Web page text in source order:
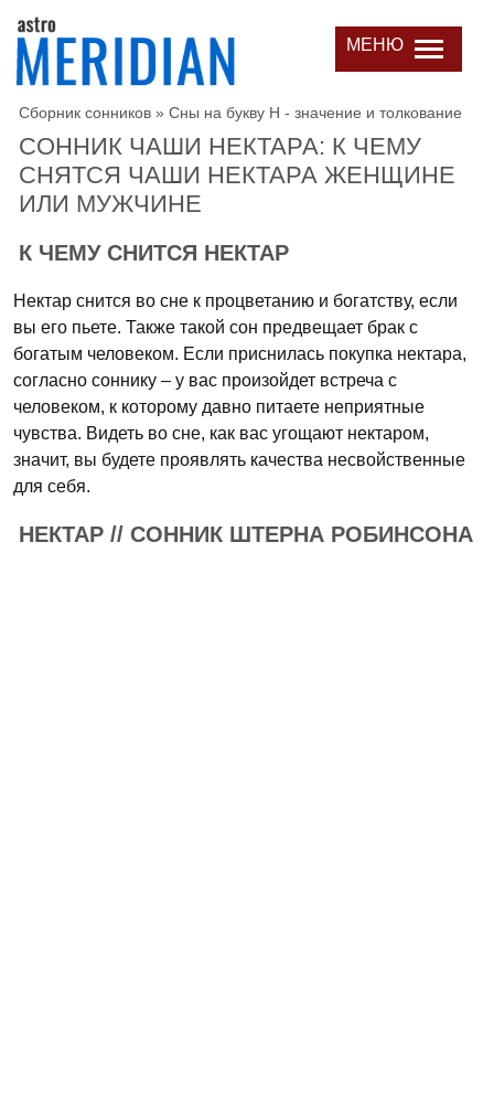
МЕНЮ
Сборник сонников » Сны на букву Н - значение и толкование
СОННИК ЧАШИ НЕКТАРА: К ЧЕМУ
СНЯТСЯ ЧАШИ НЕКТАРА ЖЕНЩИНЕ
ИЛИ МУЖЧИНЕ
К ЧЕМУ СНИТСЯ НЕКТАР
Нектар снится во сне к процветанию и богатству, если
вы его пьете. Также такой сон предвещает брак с
богатым человеком. Если приснилась покупка нектара,
согласно соннику – у вас произойдет встреча с
человеком, к которому давно питаете неприятные
чувства. Видеть во сне, как вас угощают нектаром,
значит, вы будете проявлять качества несвойственные
для себя.
НЕКТАР // СОННИК ШТЕРНА РОБИНСОНА